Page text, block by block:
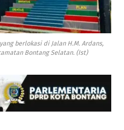
berlokasi di Jalan H.M. Ardans,
Bontang Selatan. (Ist)